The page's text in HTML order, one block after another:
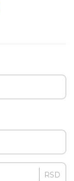
RSD